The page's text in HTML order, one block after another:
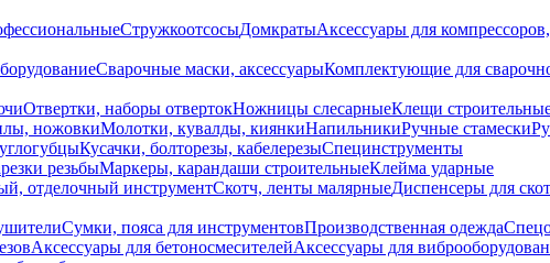
СтружкоотсосыДомкратыАксессуары для
Сварочные маски, аксессуарыКомплектующие для
Отвертки, наборы отвертокНожницы слесарныеКлещи
ножовкиМолотки, кувалды, киянкиНапильникиРучные стамески
Кусачки, болторезы, кабелерезыСпецинструменты
резьбыМаркеры, карандаши строительныеКлейма ударные
отделочный инструментСкотч, ленты малярныеДиспенсеры для
Сумки, пояса для инструментовПроизводственная одежда
Аксессуары для бетоносмесителейАксессуары для